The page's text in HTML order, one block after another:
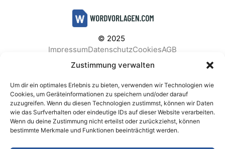
Zustimmung verwalten
Um dir ein optimales Erlebnis zu bieten, verwenden wir Technologien wie
Cookies, um Geräteinformationen zu speichern und/oder darauf
zuzugreifen. Wenn du diesen Technologien zustimmst, können wir Daten
wie das Surfverhalten oder eindeutige IDs auf dieser Website verarbeiten.
Wenn du deine Zustimmung nicht erteilst oder zurückziehst, können
bestimmte Merkmale und Funktionen beeinträchtigt werden.
© 2025
ImpressumDatenschutzCookiesAGB
Facebook
Instagram
BELIEBTE KATEGORIEN
Berichte & Analysen Business
Einkauf & Beschaffung